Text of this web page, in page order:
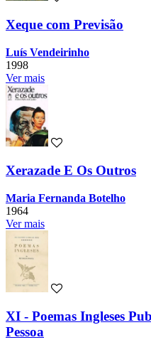
Xeque com Previsão
Luís Vendeirinho
1998
Ver mais
Xerazade E Os Outros
Maria Fernanda Botelho
1964
Ver mais
XI - Poemas Ingleses
Pessoa